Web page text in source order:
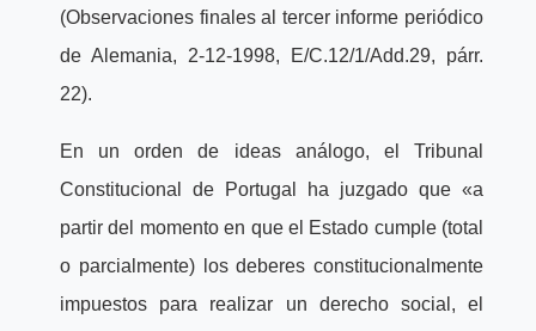
(Observaciones finales al tercer informe periódico
de Alemania, 2-12-1998, E/C.12/1/Add.29, párr.
22).
En un orden de ideas análogo, el Tribunal
Constitucional de Portugal ha juzgado que «a
partir del momento en que el Estado cumple (total
o parcialmente) los deberes constitucionalmente
impuestos para realizar un derecho social, el